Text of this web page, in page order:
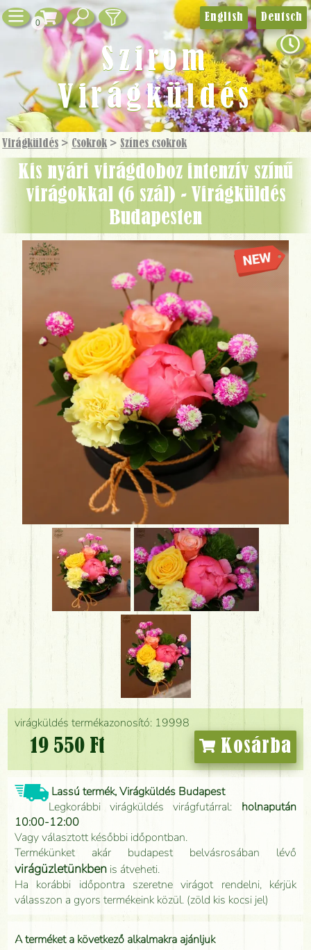
0
Virágküldés > Csokrok >Színes csokrok
Kis nyári virágdoboz intenzív színű
virágokkal (6 szál) - Virágküldés
Budapesten
virágküldés termékazonosító: 19998
19 550 Ft Kosárba
Lassú termék, Virágküldés Budapest
Legkorábbi virágküldés virágfutárral: holnapután
10:00-12:00
Vagy választott későbbi időpontban.
Termékünket akár budapest belvásrosában lévő
virágüzletünkben is átveheti.
Ha korábbi időpontra szeretne virágot rendelni, kérjük
válasszon a gyors termékeink közül. (zöld kis kocsi jel)
A terméket a következő alkalmakra ajánljuk
English Deutsch
Szirom
Virágküldés